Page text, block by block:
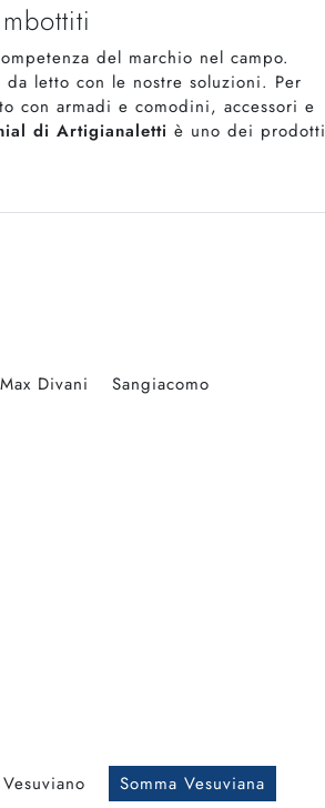
del marchio nel campo.
letto con le nostre soluzioni. Per
con armadi e comodini, accessori e
di Artigianaletti è uno dei prodotti
Max Divani Sangiacomo
Somma Vesuviana